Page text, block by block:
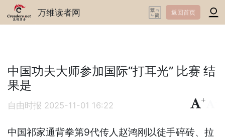
万维读者网 返回首页
中国功夫大师参加国际“打耳光” 比赛 结
果是
自由时报 2025-11-01 16:22
+
中国祁家通背拳第9代传人赵鸿刚以徒手碎砖、拉